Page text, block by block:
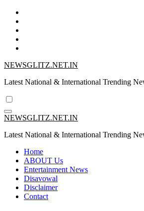
Skip
content
NEWSGLITZ.NET.IN
Latest National & International Trending
NEWSGLITZ.NET.IN
Latest National & International Trending
Home
ABOUT Us
Entertainment News
Disavowal
Disclaimer
Contact